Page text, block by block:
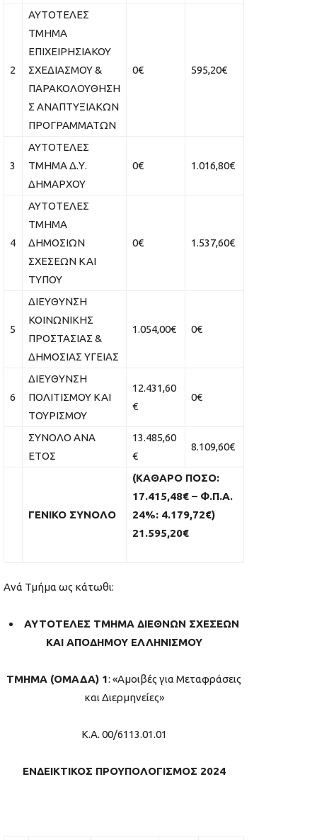
2
ΑΥΤΟΤΕΛΕΣ
ΤΜΗΜΑ
ΕΠΙΧΕΙΡΗΣΙΑΚΟΥ
ΣΧΕΔΙΑΣΜΟΥ &
ΠΑΡΑΚΟΛΟΥΘΗΣΗ
Σ ΑΝΑΠΤΥΞΙΑΚΩΝ
ΠΡΟΓΡΑΜΜΑΤΩΝ
0€ 595,20€
3
ΑΥΤΟΤΕΛΕΣ
ΤΜΗΜΑ Δ.Υ.
ΔΗΜΑΡΧΟΥ
0€ 1.016,80€
4
ΑΥΤΟΤΕΛΕΣ
ΤΜΗΜΑ
ΔΗΜΟΣΙΩΝ
ΣΧΕΣΕΩΝ ΚΑΙ
ΤΥΠΟΥ
0€ 1.537,60€
5
ΔΙΕΥΘΥΝΣΗ
ΚΟΙΝΩΝΙΚΗΣ
ΠΡΟΣΤΑΣΙΑΣ &
ΔΗΜΟΣΙΑΣ ΥΓΕΙΑΣ
1.054,00€ 0€
6
ΔΙΕΥΘΥΝΣΗ
ΠΟΛΙΤΙΣΜΟΥ ΚΑΙ
ΤΟΥΡΙΣΜΟΥ
12.431,60
€
0€
ΣΥΝΟΛΟ ΑΝΑ
ΕΤΟΣ
13.485,60
€
8.109,60€
ΓΕΝΙΚΟ ΣΥΝΟΛΟ
(ΚΑΘΑΡΟ ΠΟΣΟ:
17.415,48€ – Φ.Π.Α.
24%: 4.179,72€)
21.595,20€
Ανά Τμήμα ως κάτωθι:
ΑΥΤΟΤΕΛΕΣ ΤΜΗΜΑ ΔΙΕΘΝΩΝ ΣΧΕΣΕΩΝ
ΚΑΙ ΑΠΟΔΗΜΟΥ ΕΛΛΗΝΙΣΜΟΥ
ΤΜΗΜΑ (ΟΜΑΔΑ) 1: «Αμοιβές για Μεταφράσεις
και Διερμηνείες»
Κ.Α. 00/6113.01.01
ΕΝΔΕΙΚΤΙΚΟΣ ΠΡΟΥΠΟΛΟΓΙΣΜΟΣ 2024